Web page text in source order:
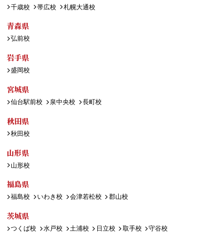
千歳校
帯広校 札幌大通校
青森県
弘前校
岩手県
盛岡校
宮城県
仙台駅前校 泉中央校 長町校
秋田県
秋田校
山形県
山形校
福島県
福島校 いわき校 会津若松校 郡山校
茨城県
つくば校 水戸校 土浦校 日立校 取手校
守谷校